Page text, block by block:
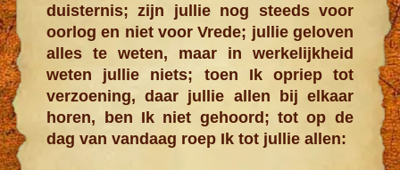
duisternis; zijn jullie nog steeds voor
oorlog en niet voor Vrede; jullie geloven
alles te weten, maar in werkelijkheid
weten jullie niets; toen Ik opriep tot
verzoening, daar jullie allen bij elkaar
horen, ben Ik niet gehoord; tot op de
dag van vandaag roep Ik tot jullie allen: